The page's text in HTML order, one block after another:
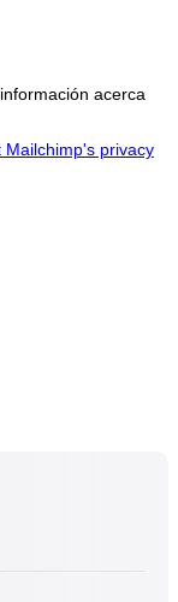
acerca
privacy